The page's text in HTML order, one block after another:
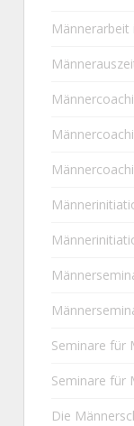
Männerarbeit
Seminare für
Seminare für
Die